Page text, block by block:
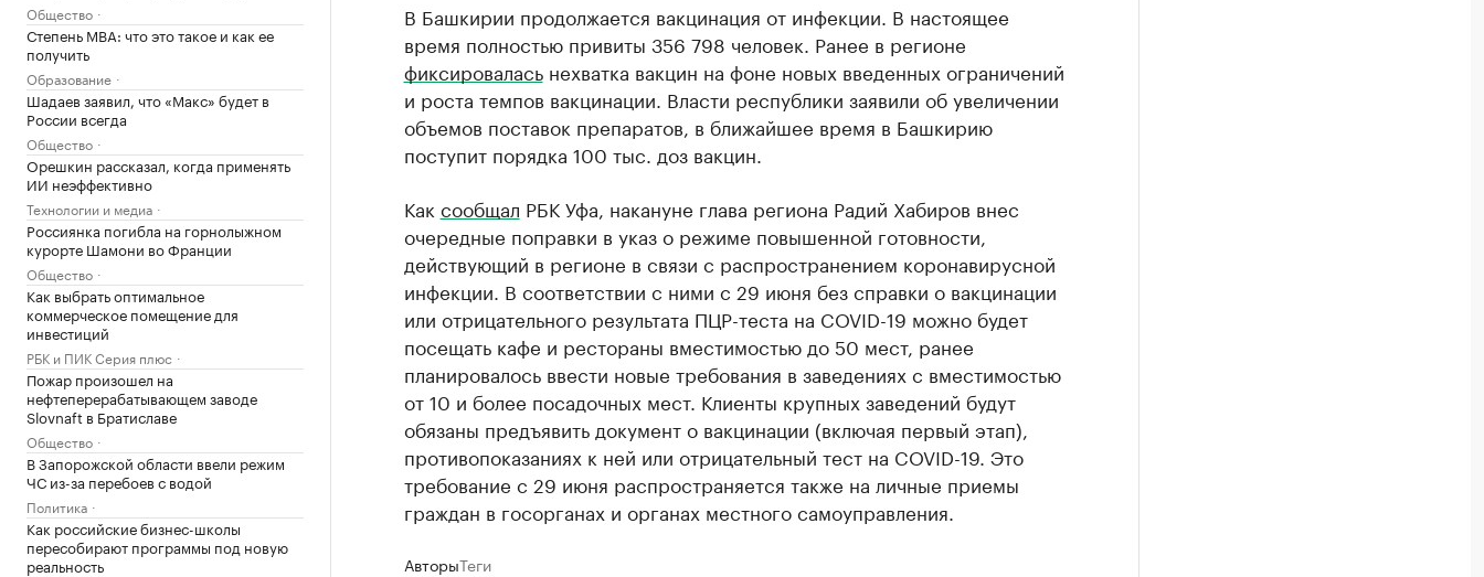
Общество
Степень MBA: что это такое и как ее
получить
Образование
Шадаев заявил, что «Макс» будет в
России всегда
Общество
Орешкин рассказал, когда применять
ИИ неэффективно
Технологии и медиа
Россиянка погибла на горнолыжном
курорте Шамони во Франции
Общество
Как выбрать оптимальное
коммерческое помещение для
инвестиций
РБК и ПИК Серия плюс
Пожар произошел на
нефтеперерабатывающем заводе
Slovnaft в Братиславе
Общество
В Запорожской области ввели режим
ЧС из-за перебоев с водой
Политика
Как российские бизнес-школы
пересобирают программы под новую
реальность
В Башкирии продолжается вакцинация от инфекции. В настоящее
время полностью привиты 356 798 человек. Ранее в регионе
фиксироваласьнехватка вакцин на фоне новых введенных ограничений
и роста темпов вакцинации. Власти республики заявили об увеличении
объемов поставок препаратов, в ближайшее время в Башкирию
поступит порядка 100 тыс. доз вакцин.
Как сообщал РБК Уфа, накануне глава региона Радий Хабиров внес
очередные поправки в указ о режиме повышенной готовности,
действующий в регионе в связи с распространением коронавирусной
инфекции. В соответствии с ними с 29 июня без справки о вакцинации
или отрицательного результата ПЦР-теста на COVID-19 можно будет
посещать кафе и рестораны вместимостью до 50 мест, ранее
планировалось ввести новые требования в заведениях с вместимостью
от 10 и более посадочных мест. Клиенты крупных заведений будут
обязаны предъявить документ о вакцинации (включая первый этап),
противопоказаниях к ней или отрицательный тест на COVID-19. Это
требование с 29 июня распространяется также на личные приемы
граждан в госорганах и органах местного самоуправления.
АвторыТеги